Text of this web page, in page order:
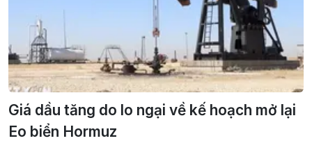
Giá dầu tăng do lo ngại về kế hoạch mở lại
Eo biển Hormuz